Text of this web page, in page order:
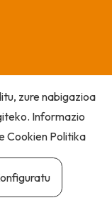
zure nabigazioa
Informazio
Cookien Politika